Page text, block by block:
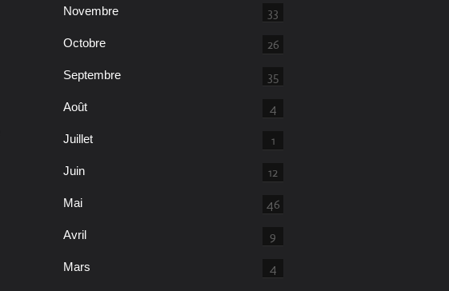
Novembre 33
Octobre 26
Septembre 35
Août 4
Juillet 1
Juin 12
Mai 46
Avril 9
Mars 4